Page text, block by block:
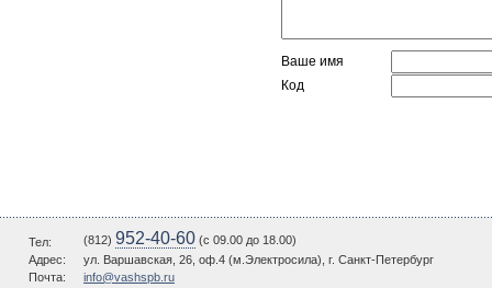
Ваше имя
Код
Тел: (812) 952-40-60 (c 09.00 до 18.00)
Адрес:
ул. Варшавская, 26, оф.4 (м.Электросила), г. Санкт-Петербург
Почта:
info@vashspb.ru